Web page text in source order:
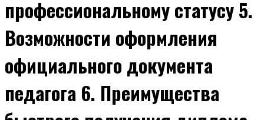
профессиональному статусу 5.
Возможности оформления
официального документа
педагога 6. Преимущества